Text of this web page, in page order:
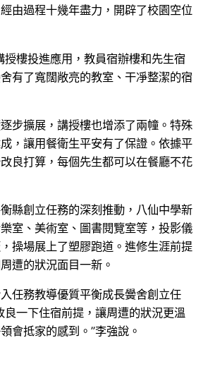
由過程十幾年盡力，開辟了校園空位
授樓投進應用，教員宿辦樓和先生宿
有了寬闊敞亮的教室、干凈整潔的宿
步擴展，講授樓也增添了兩幢。特殊
，讓用餐衛生平安有了保證。依據平
良打算，每個先生都可以在餐廳不花
縣創立任務的深刻推動，八仙中學新
室、美術室、圖書閱覽室等，投影儀
操場展上了塑膠跑道。進修生涯前提
遭的狀況面目一新。
任務教導優質平衡成長黌舍創立任
良一下住宿前提，讓周遭的狀況更溫
會抵家的感到。”李強說。